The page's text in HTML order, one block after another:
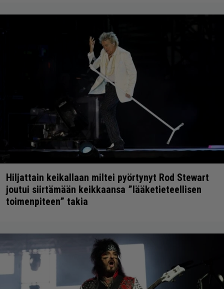
Hiljattain keikallaan miltei pyörtynyt Rod Stewart
joutui siirtämään keikkaansa ”lääketieteellisen
toimenpiteen” takia